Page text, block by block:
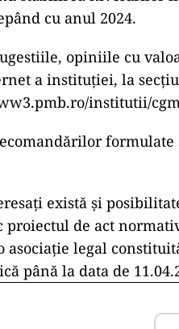
cu anul 2024.
opiniile cu
a instituției, la
institutii/
există și
proiectul de act
asociație legal
până la data de